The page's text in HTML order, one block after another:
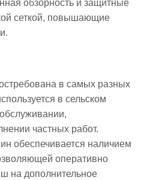
обзорность и защитные
сеткой, повышающие
в самых разных
в сельском
частных работ.
обеспечивается наличием
оперативно
на дополнительное